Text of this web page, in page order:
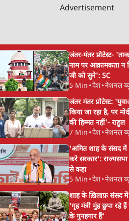
Advertisement
जंतर-मंतर प्रोटेस्ट-
नाम पर आक्रामकता न
जी को सुने': SC
5 Min •देश•नेशनल
जंतर मंतर प्रोटेस्ट:
किया जा रहा है, पर
की हिम्मत नहीं'- राहुल
7 Min •देश•नेशनल
'अमित शाह के संसद में
करे सरकार': राज्यसभा
से कहा
5 Min •देश•नेशनल
शाह के ख़िलाफ़ संसद में
'गृह मंत्री मुंह छुपा रहे हैं
के गुनहगार हैं'